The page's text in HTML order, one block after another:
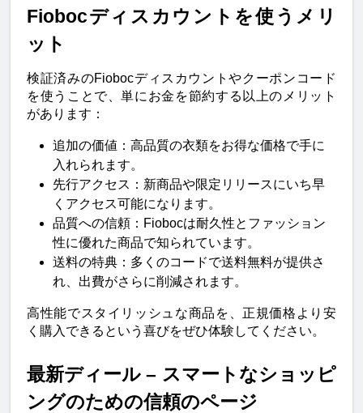
Fiobocディスカウントを使うメリ
ット
検証済みのFiobocディスカウントやクーポンコード
を使うことで、単にお金を節約する以上のメリット
があります：
追加の価値：高品質の衣類をお得な価格で手に
入れられます。
先行アクセス：新商品や限定リリースにいち早
くアクセス可能になります。
品質への信頼：Fiobocは耐久性とファッション
性に優れた商品で知られています。
送料の特典：多くのコードで送料無料が提供さ
れ、出費がさらに削減されます。
高性能でスタイリッシュな商品を、正規価格より安
く購入できるという喜びをぜひ体験してください。
最新ディール – スマートなショッピ
ングのための信頼のページ